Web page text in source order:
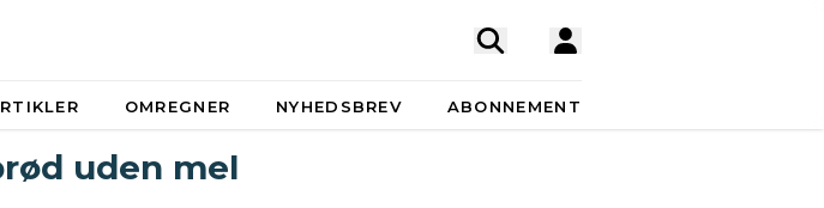
OMREGNER NYHEDSBREV ABONNEMENT
uden mel